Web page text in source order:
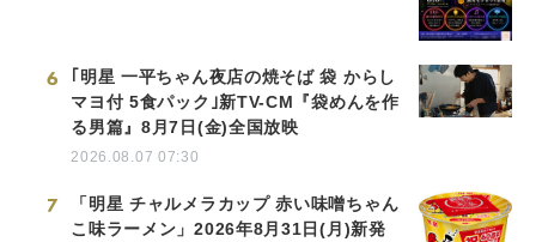
6
｢明星 一平ちゃん夜店の焼そば 袋 からし
マヨ付 5食パック｣新TV-CM『袋めんを作
る男篇』8月7日(金)全国放映
2026.08.07 07:30
7
「明星 チャルメラカップ 赤い味噌ちゃん
こ味ラーメン」2026年8月31日(月)新発